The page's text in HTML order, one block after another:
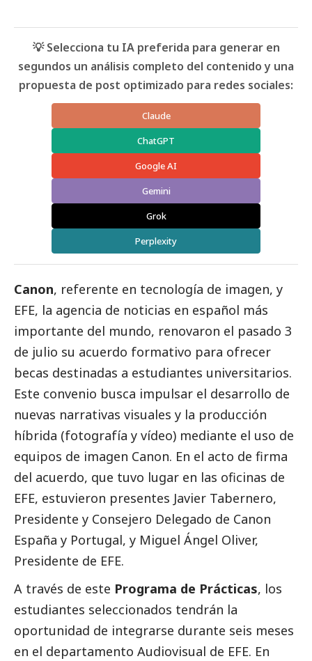
💡 Selecciona tu IA preferida para generar en
segundos un análisis completo del contenido y una
propuesta de post optimizado para redes sociales:
Claude
ChatGPT
Google AI
Gemini
Grok
Perplexity
Canon, referente en tecnología de imagen, y
EFE, la agencia de noticias en español más
importante del mundo, renovaron el pasado 3
de julio su acuerdo formativo para ofrecer
becas destinadas a estudiantes universitarios.
Este convenio busca impulsar el desarrollo de
nuevas narrativas visuales y la producción
híbrida (fotografía y vídeo) mediante el uso de
equipos de imagen Canon. En el acto de firma
del acuerdo, que tuvo lugar en las oficinas de
EFE, estuvieron presentes Javier Tabernero,
Presidente y Consejero Delegado de Canon
España y Portugal, y Miguel Ángel Oliver,
Presidente de EFE.
A través de este Programa de Prácticas, los
estudiantes seleccionados tendrán la
oportunidad de integrarse durante seis meses
en el departamento Audiovisual de EFE. En